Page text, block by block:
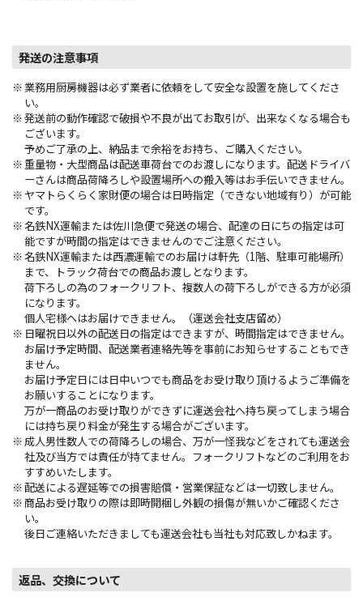
発送の注意事項
業務用厨房機器は必ず業者に依頼をして安全な設置を施してくださ
い。
発送前の動作確認で破損や不良が出てお取引が、出来なくなる場合も
ございます。
予めご了承の上、納品まで余裕をお持ち、ご購入ください。
重量物・大型商品は配送車荷台でのお渡しになります。配送ドライバ
ーさんは商品荷降ろしや設置場所への搬入等はお手伝いできません。
ヤマトらくらく家財便の場合は日時指定（できない地域有り）が可能
です。
名鉄NX運輸または佐川急便で発送の場合、配達の日にちの指定は可
能ですが時間の指定はできませんのでご注意ください。
名鉄NX運輸または西濃運輸でのお届けは軒先（1階、駐車可能場所）
まで、トラック荷台での商品お渡しとなります。
荷下ろしの為のフォークリフト、複数人の荷下ろしができる方が必須
になります。
個人宅様へはお届けできません。（運送会社支店留め）
日曜祝日以外の配送日の指定はできますが、時間指定はできません。
お届け予定時間、配送業者連絡先等を事前にお知らせすることもでき
ません。
お届け予定日には日中いつでも商品をお受け取り頂けるようご準備を
お願いすることになります。
万が一商品のお受け取りができずに運送会社へ持ち戻ってしまう場合
には持ち戻り料金が発生する場合がございます。
成人男性数人での荷降ろしの場合、万が一怪我などをされても運送会
社及び当方では責任が持てません。フォークリフトなどのご利用をお
すすめいたします。
配送による遅延等での損害賠償・営業保証などは一切致しません。
商品お受け取りの際は即時開梱し外観の損傷が無いかご確認くださ
い。
後日ご連絡いただきましても運送会社も当社も対応致しかねます。
返品、交換について